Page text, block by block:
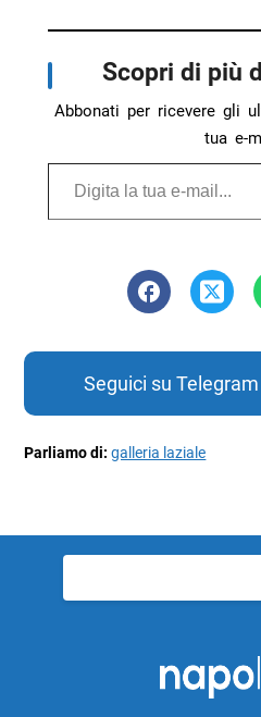
Scopri di più
Abbonati per ricevere gli
tua e-
Digita la tua e-mail...
Seguici su Telegram
Parliamo di:galleria laziale
per: